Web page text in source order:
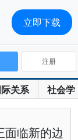
关系 社会学
注册
面临新的边
立即下载